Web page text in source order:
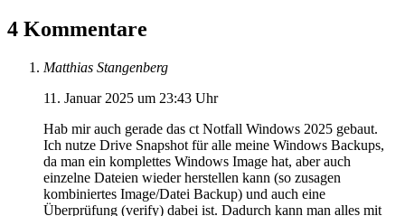
4 Kommentare
Matthias Stangenberg
11. Januar 2025 um 23:43 Uhr
Hab mir auch gerade das ct Notfall Windows 2025 gebaut.
Ich nutze Drive Snapshot für alle meine Windows Backups,
da man ein komplettes Windows Image hat, aber auch
einzelne Dateien wieder herstellen kann (so zusagen
kombiniertes Image/Datei Backup) und auch eine
Überprüfung (verify) dabei ist. Dadurch kann man alles mit